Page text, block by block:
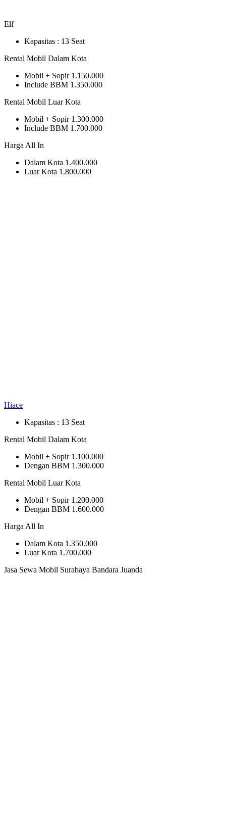
Elf
Kapasitas : 13 Seat
Rental Mobil Dalam Kota
Mobil + Sopir 1.150.000
Include BBM 1.350.000
Rental Mobil Luar Kota
Mobil + Sopir 1.300.000
Include BBM 1.700.000
Harga All In
Dalam Kota 1.400.000
Luar Kota 1.800.000
Hiace
Kapasitas : 13 Seat
Rental Mobil Dalam Kota
Mobil + Sopir 1.100.000
Dengan BBM 1.300.000
Rental Mobil Luar Kota
Mobil + Sopir 1.200.000
Dengan BBM 1.600.000
Harga All In
Dalam Kota 1.350.000
Luar Kota 1.700.000
Jasa Sewa Mobil Surabaya Bandara Juanda